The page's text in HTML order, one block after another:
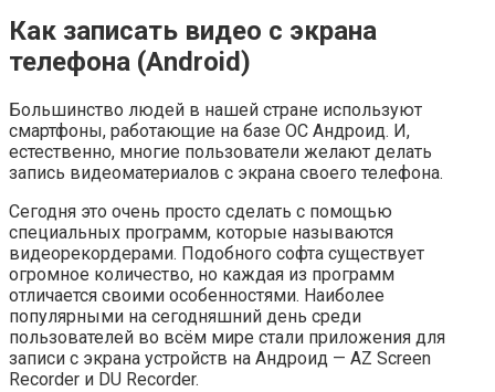
Как записать видео с экрана
телефона (Android)
Большинство людей в нашей стране используют
смартфоны, работающие на базе ОС Андроид. И,
естественно, многие пользователи желают делать
запись видеоматериалов с экрана своего телефона.
Сегодня это очень просто сделать с помощью
специальных программ, которые называются
видеорекордерами. Подобного софта существует
огромное количество, но каждая из программ
отличается своими особенностями. Наиболее
популярными на сегодняшний день среди
пользователей во всём мире стали приложения для
записи с экрана устройств на Андроид — AZ Screen
Recorder и DU Recorder.